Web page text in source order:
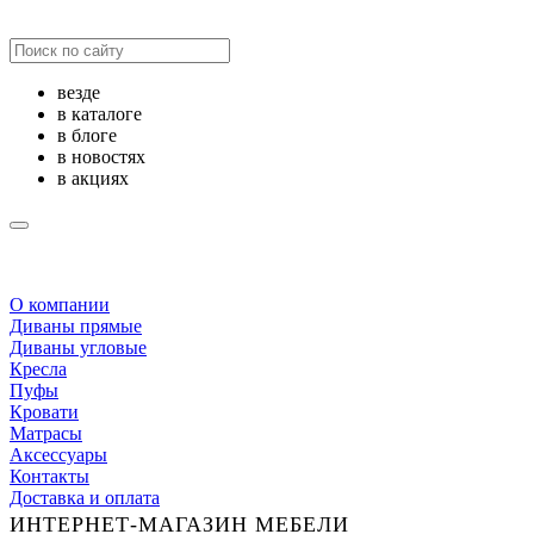
везде
в каталоге
в блоге
в новостях
в акциях
О компании
Диваны прямые
Диваны угловые
Кресла
Пуфы
Кровати
Матрасы
Аксессуары
Контакты
Доставка и оплата
ИНТЕРНЕТ-МАГАЗИН МЕБЕЛИ